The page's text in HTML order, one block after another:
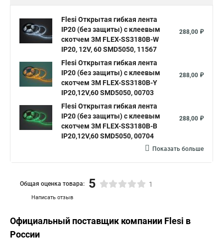
Flesi Открытая гибкая лента
IP20 (без защиты) с клеевым
скотчем 3М FLEX-SS3180В-W
IP20, 12V, 60 SMD5050, 11567
288,00 ₽
Flesi Открытая гибкая лента
IP20 (без защиты) с клеевым
скотчем 3М FLEX-SS3180В-Y
IP20,12V,60 SMD5050, 00703
288,00 ₽
Flesi Открытая гибкая лента
IP20 (без защиты) с клеевым
скотчем 3М FLEX-SS3180В-B
IP20,12V,60 SMD5050, 00704
288,00 ₽
Показать больше
Написать отзыв
Общая оценка товара: 5 1
Официальный поставщик компании Flesi в
России